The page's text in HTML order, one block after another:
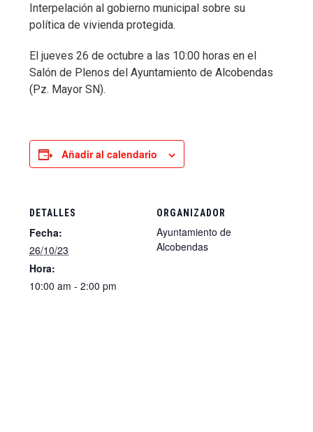
Interpelación al gobierno municipal sobre su
política de vivienda protegida.
El jueves 26 de octubre a las 10:00 horas en el
Salón de Plenos del Ayuntamiento de Alcobendas
(Pz. Mayor SN).
Añadir al calendario
DETALLES
Fecha:
26/10/23
Hora:
10:00 am - 2:00 pm
ORGANIZADOR
Ayuntamiento de
Alcobendas